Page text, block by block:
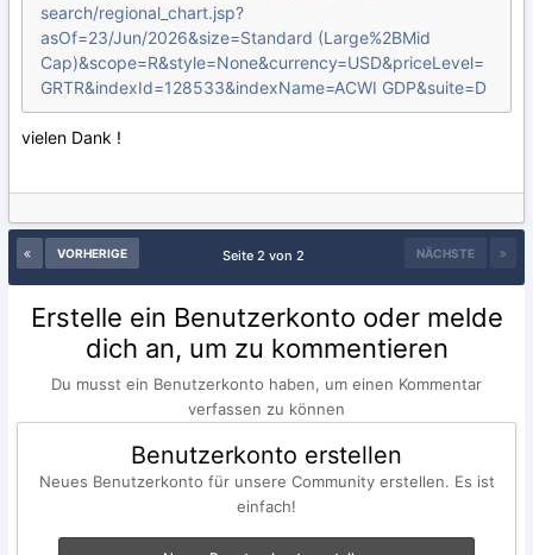
search/regional_chart.jsp?
asOf=23/Jun/2026&size=Standard (Large%2BMid
Cap)&scope=R&style=None&currency=USD&priceLevel=
GRTR&indexId=128533&indexName=ACWI GDP&suite=D
vielen Dank !
VORHERIGE NÄCHSTE
Seite 2 von 2
Erstelle ein Benutzerkonto oder melde
dich an, um zu kommentieren
Du musst ein Benutzerkonto haben, um einen Kommentar
verfassen zu können
Benutzerkonto erstellen
Neues Benutzerkonto für unsere Community erstellen. Es ist
einfach!